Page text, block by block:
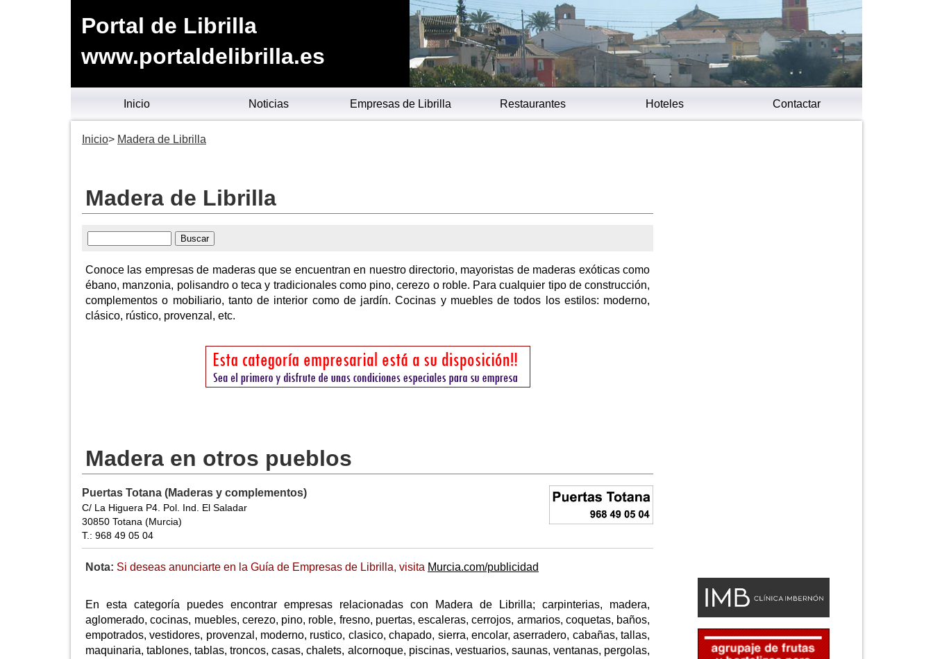
Portal de Librilla
www.portaldelibrilla.es
Inicio Noticias Empresas de Librilla Restaurantes Hoteles Contactar
Inicio Madera de Librilla
Madera de Librilla
Conoce las empresas de maderas que se encuentran en nuestro directorio, mayoristas de maderas exóticas como
ébano, manzonia, polisandro o teca y tradicionales como pino, cerezo o roble. Para cualquier tipo de construcción,
complementos o mobiliario, tanto de interior como de jardín. Cocinas y muebles de todos los estilos: moderno,
clásico, rústico, provenzal, etc.
Madera en otros pueblos
Puertas Totana (Maderas y complementos)
C/ La Higuera P4. Pol. Ind. El Saladar
30850 Totana (Murcia)
T.: 968 49 05 04
Nota: Si deseas anunciarte en la Guía de Empresas de Librilla, visita Murcia.com/publicidad
En esta categoría puedes encontrar empresas relacionadas con Madera de Librilla; carpinterias, madera,
aglomerado, cocinas, muebles, cerezo, pino, roble, fresno, puertas, escaleras, cerrojos, armarios, coquetas, baños,
empotrados, vestidores, provenzal, moderno, rustico, clasico, chapado, sierra, encolar, aserradero, cabañas, tallas,
maquinaria, tablones, tablas, troncos, casas, chalets, alcornoque, piscinas, vestuarios, saunas, ventanas, pergolas,